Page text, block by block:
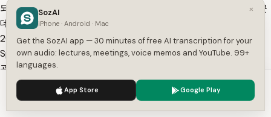
되는 요걸 수암옥이라 그래. 수암에서 요걸로 만든 거야 그거. 근
데 요거는
26:05
Speaker A
굉장히 부드러워 옥이. 그래서 가공이 쉬워. 이거는 경도가 단단
하지 않아. 아까 근데 흑표 만드는 거는 감옥이라고 그거는 불가
능하다고. 무슨 고래 심줄 같은 거에다가 뭐 뭐 뭐야 악교로 해 가
지고 모래가루를 섞어 가지고 그걸로 모래가루를 붙여 가지고 그
We use cookies to enhance your experience.
×
SozAI
iPhone · Android · Mac
Get the SozAI app — 30 minutes of free AI transcription for your
own audio: lectures, meetings, voice memos and YouTube. 99+
languages.
App Store Google Play